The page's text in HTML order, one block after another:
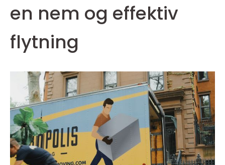
en nem og effektiv
flytning